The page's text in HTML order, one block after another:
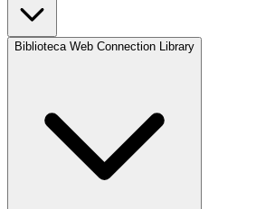
Biblioteca Web Connection Library